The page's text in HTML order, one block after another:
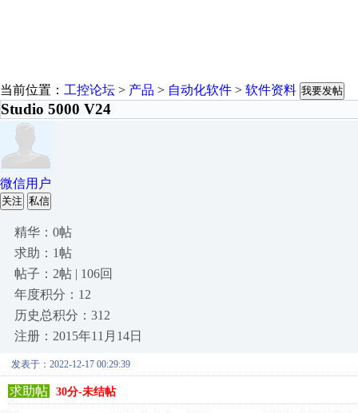
当前位置： 工控论坛 > 产品 > 自动化软件 > 软件资料 我要发帖
Studio 5000 V24
微信用户
关注 私信
精华：0帖
求助：1帖
帖子：2帖 | 106回
年度积分：12
历史总积分：312
注册：2015年11月14日
发表于：2022-12-17 00:29:39
求助帖 30分-未结帖